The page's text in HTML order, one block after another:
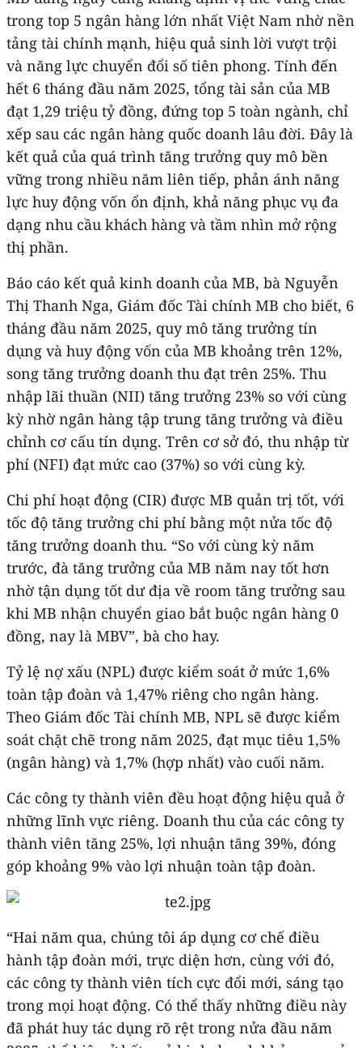
trong top 5 ngân hàng lớn nhất Việt Nam nhờ nền
tảng tài chính mạnh, hiệu quả sinh lời vượt trội
và năng lực chuyển đổi số tiên phong. Tính đến
hết 6 tháng đầu năm 2025, tổng tài sản của MB
đạt 1,29 triệu tỷ đồng, đứng top 5 toàn ngành, chỉ
xếp sau các ngân hàng quốc doanh lâu đời. Đây là
kết quả của quá trình tăng trưởng quy mô bền
vững trong nhiều năm liên tiếp, phản ánh năng
lực huy động vốn ổn định, khả năng phục vụ đa
dạng nhu cầu khách hàng và tầm nhìn mở rộng
thị phần.
Báo cáo kết quả kinh doanh của MB, bà Nguyễn
Thị Thanh Nga, Giám đốc Tài chính MB cho biết, 6
tháng đầu năm 2025, quy mô tăng trưởng tín
dụng và huy động vốn của MB khoảng trên 12%,
song tăng trưởng doanh thu đạt trên 25%. Thu
nhập lãi thuần (NII) tăng trưởng 23% so với cùng
kỳ nhờ ngân hàng tập trung tăng trưởng và điều
chỉnh cơ cấu tín dụng. Trên cơ sở đó, thu nhập từ
phí (NFI) đạt mức cao (37%) so với cùng kỳ.
Chi phí hoạt động (CIR) được MB quản trị tốt, với
tốc độ tăng trưởng chi phí bằng một nửa tốc độ
tăng trưởng doanh thu. “So với cùng kỳ năm
trước, đà tăng trưởng của MB năm nay tốt hơn
nhờ tận dụng tốt dư địa về room tăng trưởng sau
khi MB nhận chuyển giao bắt buộc ngân hàng 0
đồng, nay là MBV”, bà cho hay.
Tỷ lệ nợ xấu (NPL) được kiểm soát ở mức 1,6%
toàn tập đoàn và 1,47% riêng cho ngân hàng.
Theo Giám đốc Tài chính MB, NPL sẽ được kiểm
soát chặt chẽ trong năm 2025, đạt mục tiêu 1,5%
(ngân hàng) và 1,7% (hợp nhất) vào cuối năm.
Các công ty thành viên đều hoạt động hiệu quả ở
những lĩnh vực riêng. Doanh thu của các công ty
thành viên tăng 25%, lợi nhuận tăng 39%, đóng
góp khoảng 9% vào lợi nhuận toàn tập đoàn.
“Hai năm qua, chúng tôi áp dụng cơ chế điều
hành tập đoàn mới, trực diện hơn, cùng với đó,
các công ty thành viên tích cực đổi mới, sáng tạo
trong mọi hoạt động. Có thể thấy những điều này
đã phát huy tác dụng rõ rệt trong nửa đầu năm